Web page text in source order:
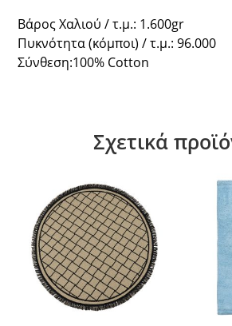
Βάρος Χαλιού / τ.μ.: 1.600gr
Πυκνότητα (κόμποι) / τ.μ.: 96.000
Σύνθεση:100% Cotton
Σχετικά